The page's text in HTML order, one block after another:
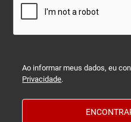
Ao informar meus dados, eu
Privacidade.